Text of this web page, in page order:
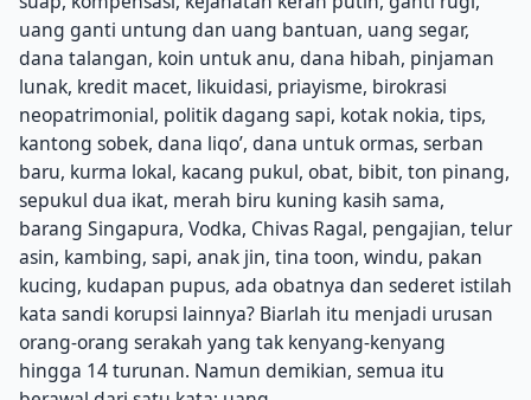
uang ganti untung dan uang bantuan, uang segar,
dana talangan, koin untuk anu, dana hibah, pinjaman
lunak, kredit macet, likuidasi, priayisme, birokrasi
neopatrimonial, politik dagang sapi, kotak nokia, tips,
kantong sobek, dana liqo’, dana untuk ormas, serban
baru, kurma lokal, kacang pukul, obat, bibit, ton pinang,
sepukul dua ikat, merah biru kuning kasih sama,
barang Singapura, Vodka, Chivas Ragal, pengajian, telur
asin, kambing, sapi, anak jin, tina toon, windu, pakan
kucing, kudapan pupus, ada obatnya dan sederet istilah
kata sandi korupsi lainnya? Biarlah itu menjadi urusan
orang-orang serakah yang tak kenyang-kenyang
hingga 14 turunan. Namun demikian, semua itu